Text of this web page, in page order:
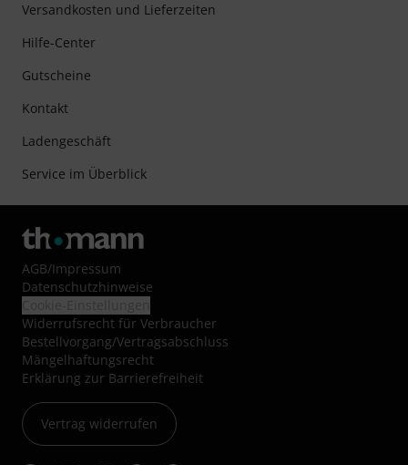
Versandkosten und Lieferzeiten
Hilfe-Center
Gutscheine
Kontakt
Ladengeschäft
Service im Überblick
AGB/Impressum
Datenschutzhinweise
Widerrufsrecht für Verbraucher
Bestellvorgang/Vertragsabschluss
Mängelhaftungsrecht
Erklärung zur Barrierefreiheit
Vertrag widerrufen